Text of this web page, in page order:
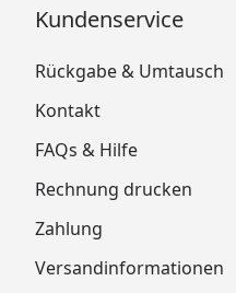
Kundenservice
Rückgabe & Umtausch
Kontakt
FAQs & Hilfe
Rechnung drucken
Zahlung
Versandinformationen